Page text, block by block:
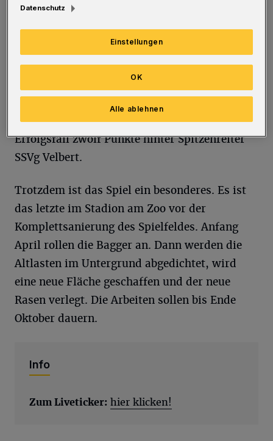
verlegt worden. Viele Fans werden nicht
erwartet, nicht nur wegen des Umzugs von der
Hauptstraße an die Hubertusallee. Cronenberg
besitzt als Tabellenvorletzter nur noch
theoretische Chancen auf den Klassenerhalt.
Nachholspiele, läge aber auch im doppelten
Erfolgsfall zwölf Punkte hinter Spitzenreiter
SSVg Velbert.
Trotzdem ist das Spiel ein besonderes. Es ist
das letzte im Stadion am Zoo vor der
Komplettsanierung des Spielfeldes. Anfang
April rollen die Bagger an. Dann werden die
Altlasten im Untergrund abgedichtet, wird
eine neue Fläche geschaffen und der neue
Rasen verlegt. Die Arbeiten sollen bis Ende
Oktober dauern.
Info
Zum Liveticker: hier klicken!
Datenschutz
Einstellungen
Alle ablehnen
OK